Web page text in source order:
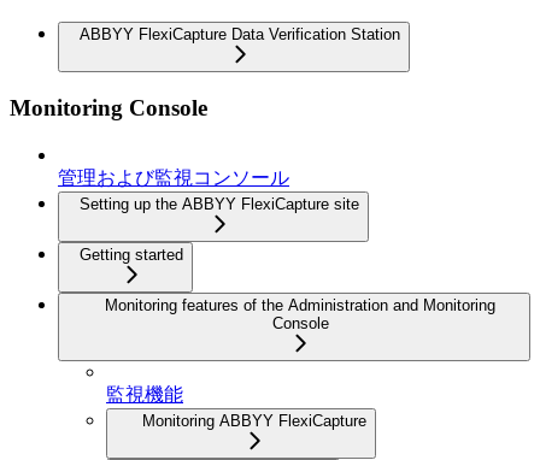
ABBYY FlexiCapture Data Verification Station
Monitoring Console
管理および監視コンソール
Setting up the ABBYY FlexiCapture site
Getting started
Monitoring features of the Administration and Monitoring
Console
監視機能
Monitoring ABBYY FlexiCapture